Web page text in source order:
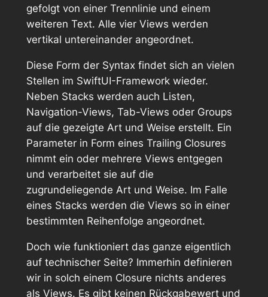
gefolgt von einer Trennlinie und einem
weiteren Text. Alle vier Views werden
vertikal untereinander angeordnet.
Diese Form der Syntax findet sich an vielen
Stellen im SwiftUI-Framework wieder.
Neben Stacks werden auch Listen,
Navigation-Views, Tab-Views oder Groups
auf die gezeigte Art und Weise erstellt. Ein
Parameter in Form eines Trailing Closures
nimmt ein oder mehrere Views entgegen
und verarbeitet sie auf die
zugrundeliegende Art und Weise. Im Falle
eines Stacks werden die Views so in einer
bestimmten Reihenfolge angeordnet.
Doch wie funktioniert das ganze eigentlich
auf technischer Seite? Immerhin definieren
wir in solch einem Closure nichts anderes
als Views. Es gibt keinen Rückgabewert und